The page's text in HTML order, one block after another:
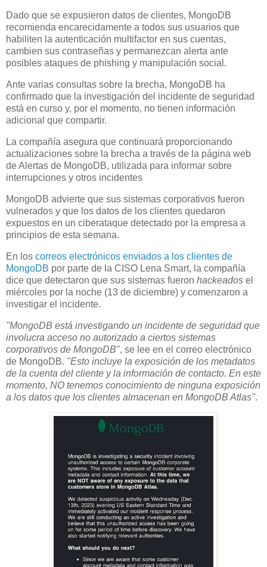
Dado que se expusieron datos de clientes, MongoDB
recomienda encarecidamente a todos sus usuarios que
habiliten la autenticación multifactor en sus cuentas,
cambien sus contraseñas y permanezcan alerta ante
posibles ataques de phishing y manipulación social.
Ante varias consultas sobre la brecha, MongoDB ha
confirmado que la investigación del incidente de seguridad
está en curso y, por el momento, no tienen información
adicional que compartir.
La compañía asegura que continuará proporcionando
actualizaciones sobre la brecha a través de la página web
de Alertas de MongoDB, utilizada para informar sobre
interrupciones y otros incidentes
MongoDB advierte que sus sistemas corporativos fueron
vulnerados y que los datos de los clientes quedaron
expuestos en un ciberataque detectado por la empresa a
principios de esta semana.
En los correos electrónicos enviados a los clientes de
MongoDB por parte de la CISO Lena Smart, la compañía
dice que detectaron que sus sistemas fueron hackeados el
miércoles por la noche (13 de diciembre) y comenzaron a
investigar el incidente.
"MongoDB está investigando un incidente de seguridad que
involucra acceso no autorizado a ciertos sistemas
corporativos de MongoDB", se lee en el correo electrónico
de MongoDB. "Esto incluye la exposición de los metadatos
de la cuenta del cliente y la información de contacto. En este
momento, NO tenemos conocimiento de ninguna exposición
a los datos que los clientes almacenan en MongoDB Atlas".